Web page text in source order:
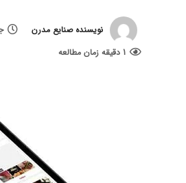
نویسنده صنایع مدرن
1 دقیقه زمان مطالعه